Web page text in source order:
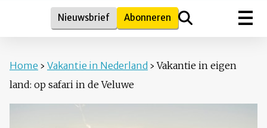
Nieuwsbrief Abonneren
Home › Vakantie in Nederland › Vakantie in eigen
land: op safari in de Veluwe